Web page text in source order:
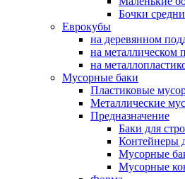
Бочки
Еврокубы
на деревянном
на металлическом
на
Мусорные баки
Пластиковые
Металлические
Предназначение
Баки для
Контейнеры
Мусорные
Мусорные